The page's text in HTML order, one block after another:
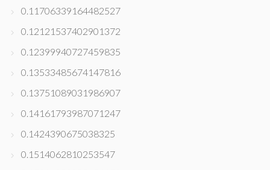
0.11706339164482527
0.12121537402901372
0.12399940727459835
0.13533485674147816
0.13751089031986907
0.14161793987071247
0.1424390675038325
0.1514062810253547